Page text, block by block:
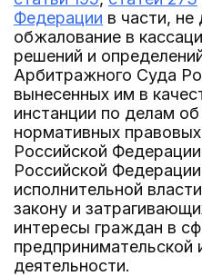
Федерации в части,
обжалование в
решений и
Арбитражного Суда
вынесенных им в
инстанции по делам
нормативных
Российской
Российской
исполнительной
закону и
интересы граждан в
предпринимательской
деятельности.